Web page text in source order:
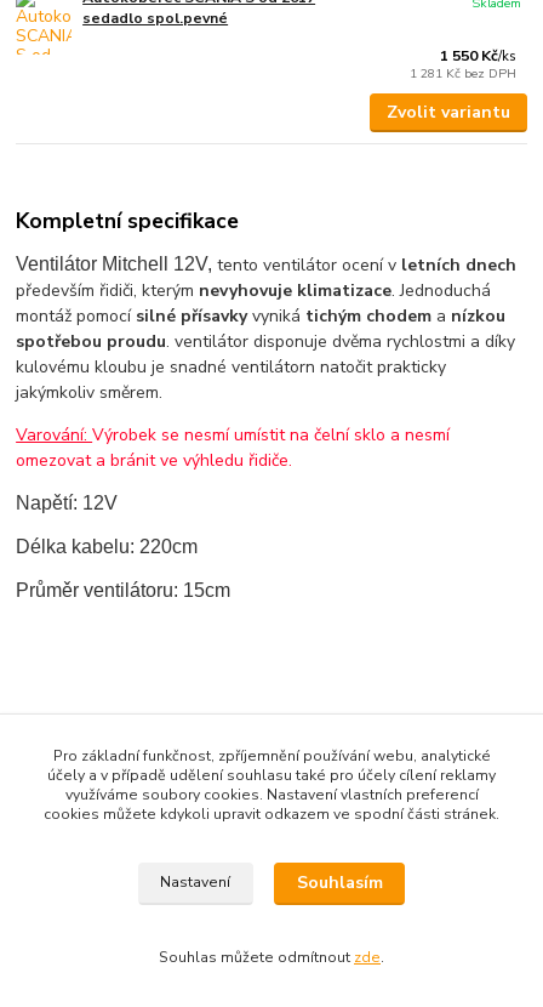
sedadlo spol.pevné
1 550 Kč/ks
1 281 Kč bez DPH
Zvolit variantu
Kompletní specifikace
Ventilátor Mitchell 12V,tento ventilátor ocení v letních dnech
především řidiči, kterým nevyhovuje klimatizace. Jednoduchá
montáž pomocí silné přísavkyvyniká tichým chodem a nízkou
spotřebou proudu. ventilátor disponuje dvěma rychlostmi a díky
kulovému kloubu je snadné ventilátorn natočit prakticky
jakýmkoliv směrem.
Varování:Výrobek se nesmí umístit na čelní sklo a nesmí
omezovat a bránit ve výhledu řidiče.
Napětí: 12V
Délka kabelu: 220cm
Průměr ventilátoru: 15cm
AUTODOPLŇKY
Elektro
Pro základní funkčnost, zpříjemnění používání webu, analytické
účely a v případě udělení souhlasu také pro účely cílení reklamy
využíváme soubory cookies. Nastavení vlastních preferencí
cookies můžete kdykoli upravit odkazem ve spodní části stránek.
Nastavení Souhlasím
Souhlas můžete odmítnout zde.